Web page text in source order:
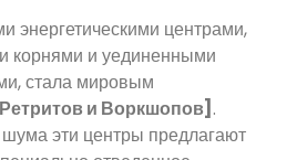
энергетическими центрами,
корнями и уединенными
стала мировым
и Воркшопов] .
шума эти центры предлагают